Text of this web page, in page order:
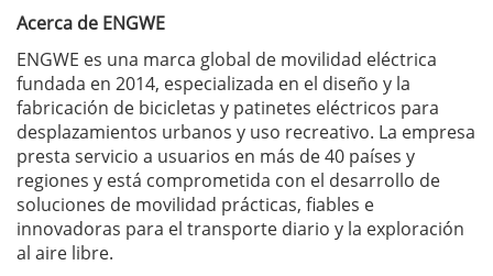
Acerca de ENGWE
ENGWE es una marca global de movilidad eléctrica
fundada en 2014, especializada en el diseño y la
fabricación de bicicletas y patinetes eléctricos para
desplazamientos urbanos y uso recreativo. La empresa
presta servicio a usuarios en más de 40 países y
regiones y está comprometida con el desarrollo de
soluciones de movilidad prácticas, fiables e
innovadoras para el transporte diario y la exploración
al aire libre.